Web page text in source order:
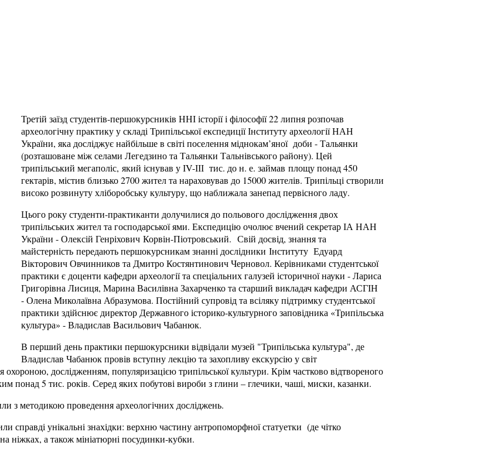
Третій заїзд студентів-першокурсників ННІ історії і філософії 22 липня розпочав
археологічну практику у складі Трипільської експедиції Інституту археології НАН
України, яка досліджує найбільше в світі поселення міднокам’яної доби - Тальянки
(розташоване між селами Легедзино та Тальянки Тальнівського району). Цей
трипільський мегаполіс, який існував у ІV-ІІІ тис. до н. е. займав площу понад 450
гектарів, містив близько 2700 жител та нараховував до 15000 жителів. Трипільці створили
високо розвинуту хліборобську культуру, що наближала занепад первісного ладу.
Цього року студенти-практиканти долучилися до польового дослідження двох
трипільських жител та господарської ями. Експедицію очолює вчений секретар ІА НАН
України - Олексій Генріхович Корвін-Піотровський. Свій досвід, знання та
майстерність передають першокурсникам знанні дослідники Інституту Едуард
Вікторович Овчинников та Дмитро Костянтинович Черновол. Керівниками студентської
практики є доценти кафедри археології та спеціальних галузей історичної науки - Лариса
Григорівна Лисиця, Марина Василівна Захарченко та старший викладач кафедри АСГІН
- Олена Миколаївна Абразумова. Постійний супровід та всіляку підтримку студентської
практики здійснює директор Державного історико-культурного заповідника «Трипільська
культура» - Владислав Васильович Чабанюк.
В перший день практики першокурсники відвідали музей "Трипільська культура", де
Владислав Чабанюк провів вступну лекцію та захопливу екскурсію у світ
дослідженням, популяризацією трипільської культури. Крім частково відтвореного
понад 5 тис. років. Серед яких побутові вироби з глини – глечики, чаші, миски, казанки.
з методикою проведення археологічних досліджень.
унікальні знахідки: верхню частину антропоморфної статуетки (де чітко
ніжках, а також мініатюрні посудинки-кубки.